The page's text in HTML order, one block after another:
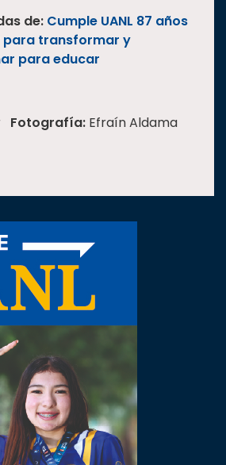
de: Cumple UANL 87 años
para transformar y
para educar
Fotografía: Efraín Aldama